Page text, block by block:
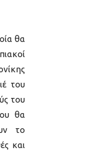
θα
του
του
θα
το
και